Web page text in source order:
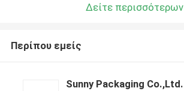
Δείτε περισσότερων
Περίπου εμείς
Sunny Packaging Co.,Ltd.